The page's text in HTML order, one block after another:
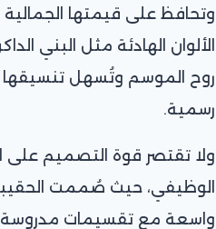
وتحافظ على قيمتها
الألوان الهادئة مثل البني
روح الموسم وتُسهل تنسيقها
رسمية.
ولا تقتصر قوة التصميم على
الوظيفي، حيث صُممت
واسعة مع تقسيمات مدروسة